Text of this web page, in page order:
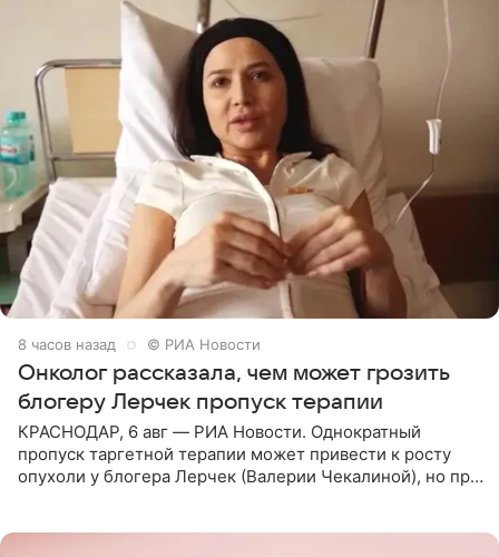
8 часов назад © РИА Новости
Онколог рассказала, чем может грозить
блогеру Лерчек пропуск терапии
КРАСНОДАР, 6 авг — РИА Новости. Однократный
пропуск таргетной терапии может привести к росту
опухоли у блогера Лерчек (Валерии Чекалиной), но при